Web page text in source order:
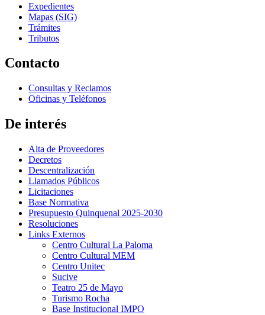
Expedientes
Mapas (SIG)
Trámites
Tributos
Contacto
Consultas y Reclamos
Oficinas y Teléfonos
De interés
Alta de Proveedores
Decretos
Descentralización
Llamados Públicos
Licitaciones
Base Normativa
Presupuesto Quinquenal 2025-2030
Resoluciones
Links Externos
Centro Cultural La Paloma
Centro Cultural MEM
Centro Unitec
Sucive
Teatro 25 de Mayo
Turismo Rocha
Base Institucional IMPO